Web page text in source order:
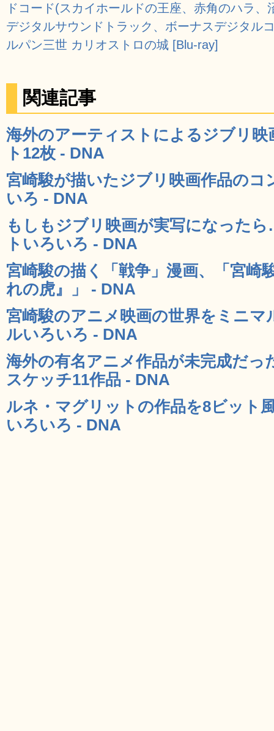
ドコード(スカイホールドの王座、赤角のハラ
デジタルサウンドトラック、ボーナスデジタル
ルパン三世 カリオストロの城 [Blu-ray]
関連記事
海外のアーティストによるジブリ
ト12枚 - DNA
宮崎駿が描いたジブリ映画作品の
いろ - DNA
もしもジブリ映画が実写になった
トいろいろ - DNA
宮崎駿の描く「戦争」漫画、「宮崎
れの虎』」 - DNA
宮崎駿のアニメ映画の世界をミニ
ルいろいろ - DNA
海外の有名アニメ作品が未完成だっ
スケッチ11作品 - DNA
ルネ・マグリットの作品を8ビット
いろいろ - DNA